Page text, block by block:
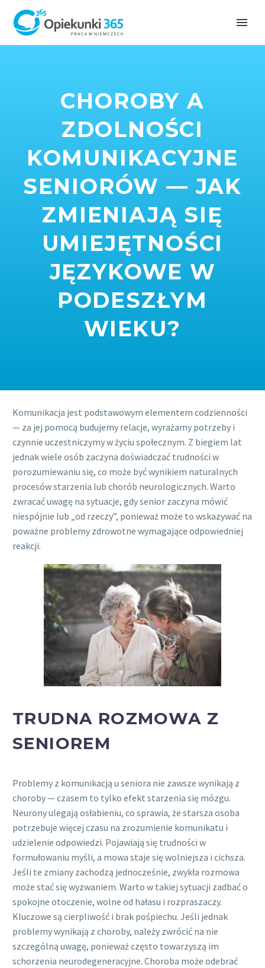
CHOROBY A
ZDOLNOŚCI
KOMUNIKACYJNE
SENIORÓW — JAK
ZMIENIAJĄ SIĘ
UMIEJĘTNOŚCI
JĘZYKOWE W
PODESZŁYM
WIEKU?
Komunikacja jest podstawowym elementem codzienności
— za jej pomocą budujemy relacje, wyrażamy potrzeby i
czynnie uczestniczymy w życiu społecznym. Z biegiem lat
jednak wiele osób zaczyna doświadczać trudności w
porozumiewaniu się, co może być wynikiem naturalnych
procesów starzenia lub chorób neurologicznych. Warto
zwracać uwagę na sytuacje, gdy senior zaczyna mówić
niespójnie lub „od rzeczy”, ponieważ może to wskazywać na
poważne problemy zdrowotne wymagające odpowiedniej
reakcji.
TRUDNA ROZMOWA Z
SENIOREM
Problemy z komunikacją u seniora nie zawsze wynikają z
choroby — czasem to tylko efekt starzenia się mózgu.
Neurony ulegają osłabieniu, co sprawia, że starsza osoba
potrzebuje więcej czasu na zrozumienie komunikatu i
udzielenie odpowiedzi. Pojawiają się trudności w
formułowaniu myśli, a mowa staje się wolniejsza i cichsza.
Jeśli te zmiany zachodzą jednocześnie, zwykła rozmowa
może stać się wyzwaniem. Warto w takiej sytuacji zadbać o
spokojne otoczenie, wolne od hałasu i rozpraszaczy.
Kluczowe są cierpliwość i brak pośpiechu. Jeśli jednak
problemy wynikają z choroby, należy zwrócić na nie
szczególną uwagę, ponieważ często towarzyszą im
schorzenia neurodegeneracyjne. Choroba może odebrać